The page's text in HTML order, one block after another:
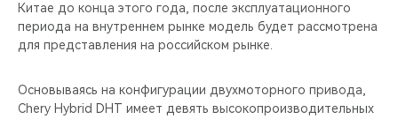
ВИДЕООБЗОРЫ
Китае до конца этого года, после эксплуатационного
периода на внутреннем рынке модель будет рассмотрена
для представления на российском рынке.
Основываясь на конфигурации двухмоторного привода,
Chery Hybrid DHT имеет девять высокопроизводительных